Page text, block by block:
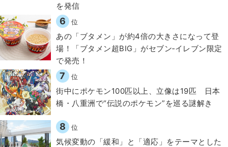
を発信
6 位
あの「ブタメン」が約4倍の大きさになって登
場！「ブタメン超BIG」がセブン‐イレブン限定
で発売！
7 位
街中にポケモン100匹以上、立像は19匹 日本
橋・八重洲で“伝説のポケモン”を巡る謎解き
8 位
気候変動の「緩和」と「適応」をテーマとした